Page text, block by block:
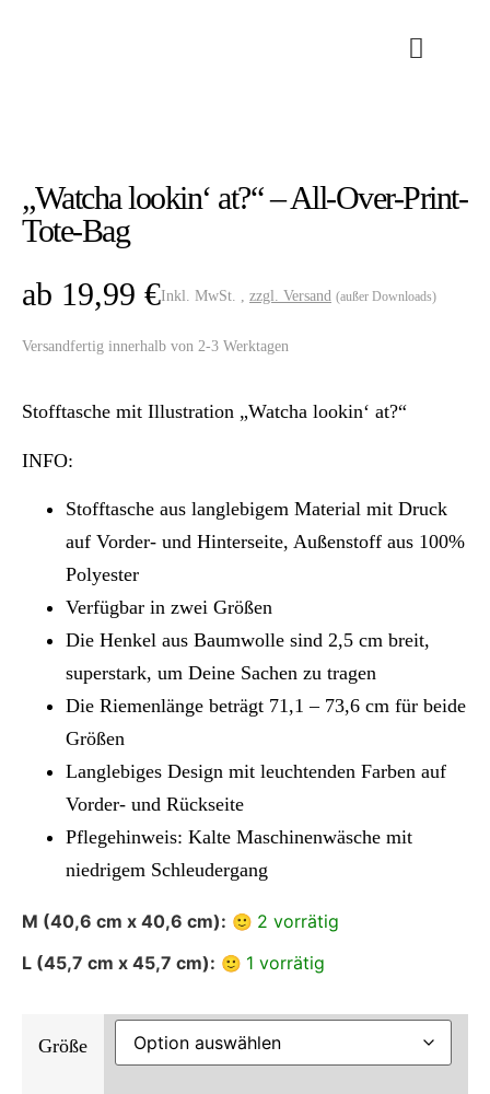
„Watcha lookin‘ at?“ – All-Over-Print-
Tote-Bag
ab 19,99 €Inkl. MwSt. , zzgl. Versand (außer Downloads)
Versandfertig innerhalb von 2-3 Werktagen
Stofftasche mit Illustration „Watcha lookin‘ at?“
INFO:
Stofftasche aus langlebigem Material mit Druck
auf Vorder- und Hinterseite, Außenstoff aus 100%
Polyester
Verfügbar in zwei Größen
Die Henkel aus Baumwolle sind 2,5 cm breit,
superstark, um Deine Sachen zu tragen
Die Riemenlänge beträgt 71,1 – 73,6 cm für beide
Größen
Langlebiges Design mit leuchtenden Farben auf
Vorder- und Rückseite
Pflegehinweis: Kalte Maschinenwäsche mit
niedrigem Schleudergang
M (40,6 cm x 40,6 cm):
2 vorrätig
L (45,7 cm x 45,7 cm):
1 vorrätig
Größe